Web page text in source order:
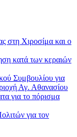
στη Χιροσίμα και ο
κατά των κεραιών
Συμβουλίου για
Αγ. Αθανασίου
για το πόρισμα
για τον